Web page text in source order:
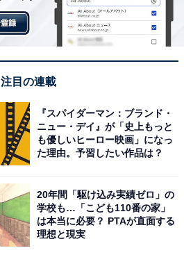
注目の連載
『スパイダーマン：ブランド・
ニュー・デイ』が「史上もっと
も優しいヒーロー映画」になっ
た理由。予習したい作品は？
20年間「駆け込み実績ゼロ」の
学校も…「こども110番の家」
は本当に必要？ PTAが直面する
理想と現実